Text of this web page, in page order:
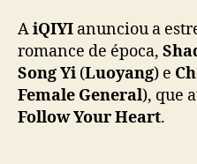
AiQIYI anunciou a
romance de época,
Song Yi (Luoyang) e
Female General), que
Follow Your Heart.